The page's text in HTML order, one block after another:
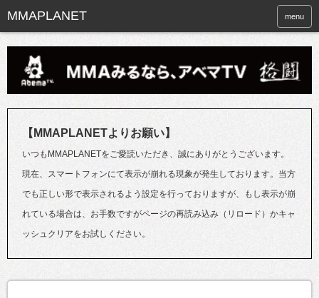
menu
【MMAPLANETよりお願い】
いつもMMAPLANETをご愛読いただき、誠にありがとうございます。
現在、スマートフォンにて表示が崩れる現象が発生しております。当方
でも正しい形で表示されるよう設定を行っておりますが、もし表示が崩
れている場合は、お手数ですがページの再読み込み（リロード）かキャ
ッシュクリアをお試しください。